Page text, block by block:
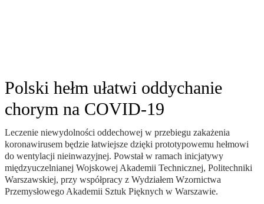
Polski hełm ułatwi oddychanie
chorym na COVID-19
Leczenie niewydolności oddechowej w przebiegu zakażenia
koronawirusem będzie łatwiejsze dzięki prototypowemu hełmowi
do wentylacji nieinwazyjnej. Powstał w ramach inicjatywy
międzyuczelnianej Wojskowej Akademii Technicznej, Politechniki
Warszawskiej, przy współpracy z Wydziałem Wzornictwa
Przemysłowego Akademii Sztuk Pięknych w Warszawie.